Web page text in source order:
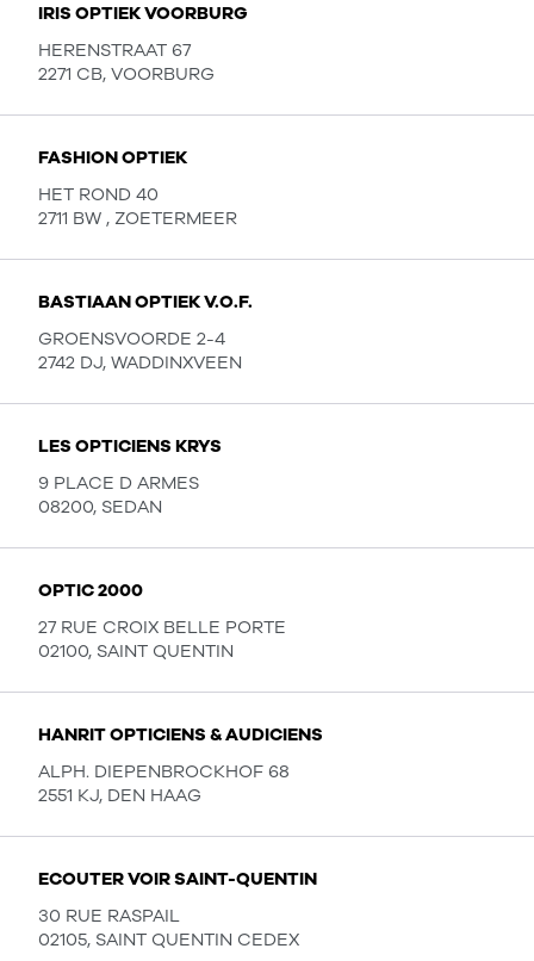
IRIS OPTIEK VOORBURG
HERENSTRAAT 67
2271 CB, VOORBURG
FASHION OPTIEK
HET ROND 40
2711 BW , ZOETERMEER
BASTIAAN OPTIEK V.O.F.
GROENSVOORDE 2-4
2742 DJ, WADDINXVEEN
LES OPTICIENS KRYS
9 PLACE D ARMES
08200, SEDAN
OPTIC 2000
27 RUE CROIX BELLE PORTE
02100, SAINT QUENTIN
HANRIT OPTICIENS & AUDICIENS
ALPH. DIEPENBROCKHOF 68
2551 KJ, DEN HAAG
ECOUTER VOIR SAINT-QUENTIN
30 RUE RASPAIL
02105, SAINT QUENTIN CEDEX